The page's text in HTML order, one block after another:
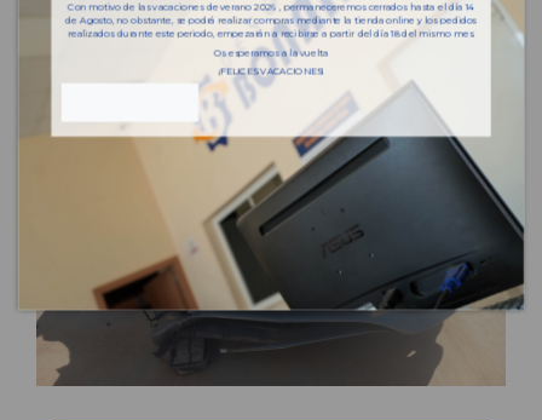
Con motivo de las vacaciones de verano 2026 , permaneceremos cerrados hasta el día 14
de Agosto, no obstante, se podrá realizar compras mediante la tienda online y los pedidos
realizados durante este periodo, empezarán a recibirse a partir del día 18 del mismo mes.
Os esperamos a la vuelta
¡FELICES VACACIONES!